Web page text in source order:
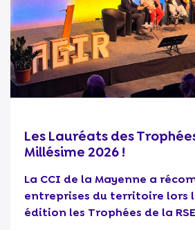
Les Lauréats des
Millésime 2026 !
La CCI de la Mayenne a
entreprises du territoire lors
édition les Trophées de la